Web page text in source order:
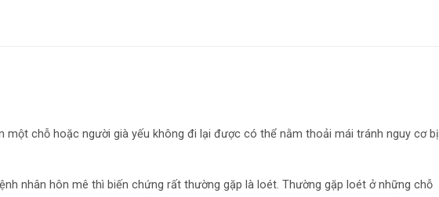
một chỗ hoặc người già yếu không đi lại được có thể nằm thoải mái tránh nguy cơ bị
nhân hôn mê thì biến chứng rất thường gặp là loét. Thường gặp loét ở những chỗ